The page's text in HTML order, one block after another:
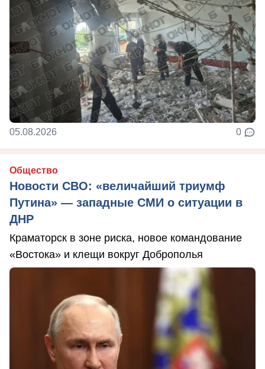
05.08.2026 0
Общество
Новости СВО: «величайший триумф
Путина» — западные СМИ о ситуации в
ДНР
Краматорск в зоне риска, новое командование
«Востока» и клещи вокруг Доброполья